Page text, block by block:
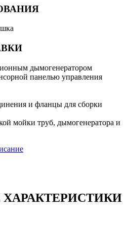
дымогенератором
панелью управления
и фланцы для сборки
мойки труб, дымогенератора и
ХАРАКТЕРИСТИКИ